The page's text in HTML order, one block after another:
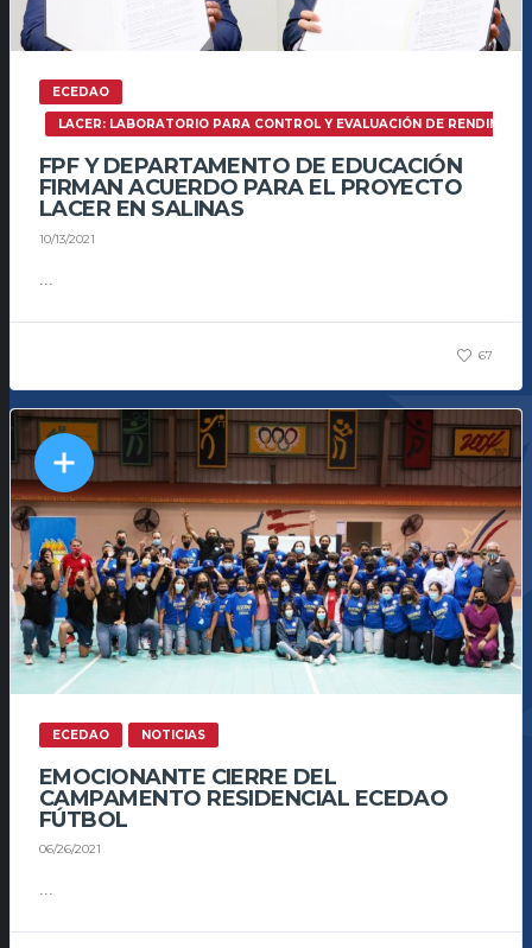
ECEDAO
LACER: LABORATORIO PARA CONTROL Y EVALUACIÓN DE
FPF Y DEPARTAMENTO DE EDUCACIÓN
FIRMAN ACUERDO PARA EL PROYECTO
LACER EN SALINAS
10/13/2021
67
ECEDAO NOTICIAS
EMOCIONANTE CIERRE DEL
CAMPAMENTO RESIDENCIAL ECEDAO
FÚTBOL
06/26/2021
...